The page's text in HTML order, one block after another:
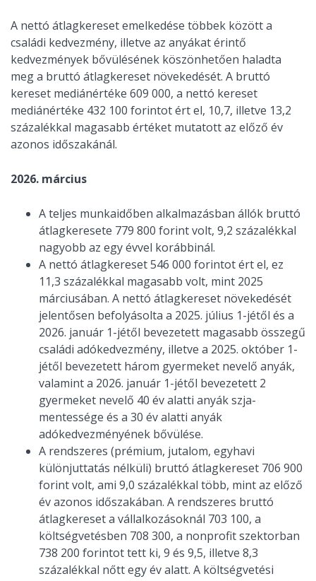
A nettó átlagkereset emelkedése többek között a
családi kedvezmény, illetve az anyákat érintő
kedvezmények bővülésének köszönhetően haladta
meg a bruttó átlagkereset növekedését. A bruttó
kereset mediánértéke 609 000, a nettó kereset
mediánértéke 432 100 forintot ért el, 10,7, illetve 13,2
százalékkal magasabb értéket mutatott az előző év
azonos időszakánál.
2026. március
A teljes munkaidőben alkalmazásban állók bruttó
átlagkeresete 779 800 forint volt, 9,2 százalékkal
nagyobb az egy évvel korábbinál.
A nettó átlagkereset 546 000 forintot ért el, ez
11,3 százalékkal magasabb volt, mint 2025
márciusában. A nettó átlagkereset növekedését
jelentősen befolyásolta a 2025. július 1-jétől és a
2026. január 1-jétől bevezetett magasabb összegű
családi adókedvezmény, illetve a 2025. október 1-
jétől bevezetett három gyermeket nevelő anyák,
valamint a 2026. január 1-jétől bevezetett 2
gyermeket nevelő 40 év alatti anyák szja-
mentessége és a 30 év alatti anyák
adókedvezményének bővülése.
A rendszeres (prémium, jutalom, egyhavi
különjuttatás nélküli) bruttó átlagkereset 706 900
forint volt, ami 9,0 százalékkal több, mint az előző
év azonos időszakában. A rendszeres bruttó
átlagkereset a vállalkozásoknál 703 100, a
költségvetésben 708 300, a nonprofit szektorban
738 200 forintot tett ki, 9 és 9,5, illetve 8,3
százalékkal nőtt egy év alatt. A költségvetési